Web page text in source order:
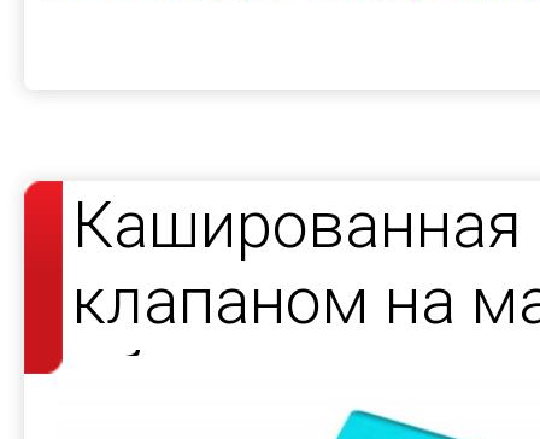
Кашированная
клапаном на
образцов